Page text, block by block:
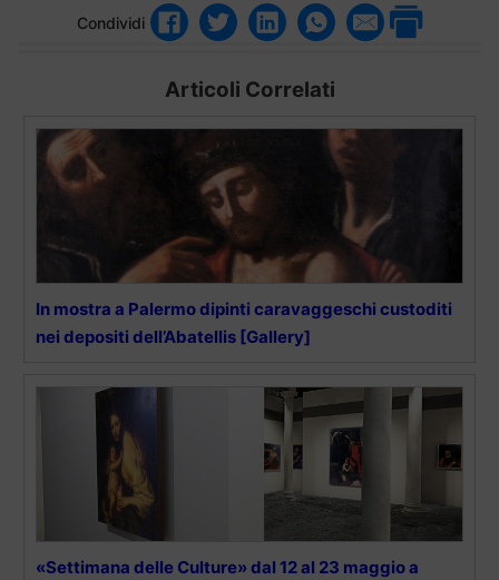
Condividi
Articoli Correlati
In mostra a Palermo dipinti caravaggeschi custoditi
nei depositi dell’Abatellis [Gallery]
«Settimana delle Culture» dal 12 al 23 maggio a